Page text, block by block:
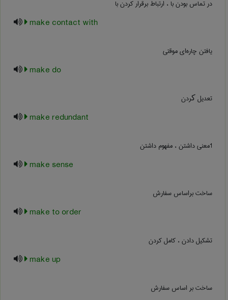
در تماس بودن با ، ارتباط برقرار کردن با
make contact with
یافتن چاره‌ای موقتی
make do
‫ﺗﻌﺪﻳﻞ ﮐﺮدن‬
make redundant
1معنی داشتن ، مفهوم داشتن
make sense
ساخت براساس سفارش
make to order
تشکیل دادن ، کامل کردن
make up
ساخت بر اساس سفارش